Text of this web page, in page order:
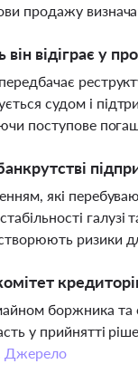
продажу
відіграє у
судом і
поступове
які
галузі
ризики
боржника та
у прийнятті
Джерело